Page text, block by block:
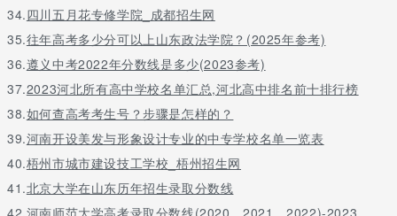
34.四川五月花专修学院_成都招生网
35.往年高考多少分可以上山东政法学院？(2025年参考)
36.遵义中考2022年分数线是多少(2023参考)
37.2023河北所有高中学校名单汇总,河北高中排名前十排行榜
38.如何查高考考生号？步骤是怎样的？
39.河南开设美发与形象设计专业的中专学校名单一览表
40.梧州市城市建设技工学校_梧州招生网
41.北京大学在山东历年招生录取分数线